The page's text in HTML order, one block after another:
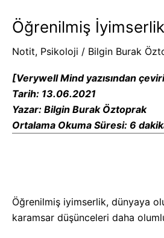
Öğrenilmiş İyimserlik
Notit, Psikoloji / Bilgin Burak
[Verywell Mind yazısından
Tarih: 13.06.2021
Yazar: Bilgin Burak Öztoprak
Ortalama Okuma Süresi: 6
Öğrenilmiş iyimserlik, dünyaya
karamsar düşünceleri daha